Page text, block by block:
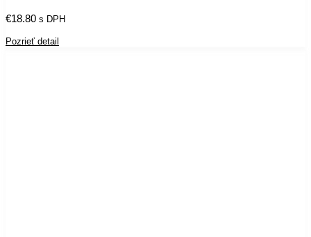
€18.80 s DPH
Pozrieť detail